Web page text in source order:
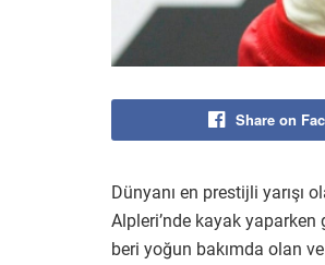
Share on
Dünyanı en prestijli yarışı
Alpleri’nde kayak
beri yoğun bakımda olan